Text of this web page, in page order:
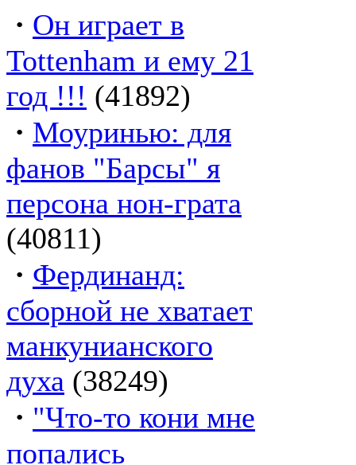
· Он играет в
Tottenham и ему 21
год !!! (41892)
· Моуринью: для
фанов "Барсы" я
персона нон-грата
(40811)
· Фердинанд:
сборной не хватает
манкунианского
духа (38249)
· "Что-то кони мне
попались